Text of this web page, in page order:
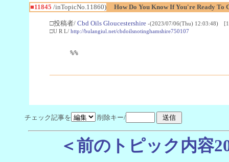
■11845 /inTopicNo.11860) How Do You Know If You're Ready To
□投稿者/ Cbd Oils Gloucestershire -(2023/07/06(Thu) 12:03:48)
□U R L/ http://bulangiul.net/cbdoilsnotinghamshire750107
%%
チェック記事を 削除キー/
＜前のトピック内容